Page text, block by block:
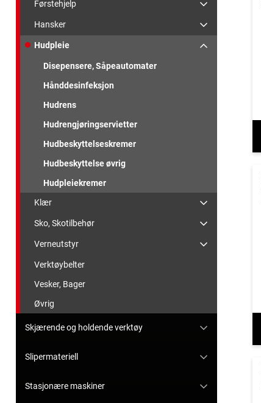
Førstehjelp
Hansker
Hudpleie
Disepensere, Såpeautomater
Hånddesinfeksjon
Hudrens
Hudrengjøringservietter
Hudbeskyttelseskremer
Hudbeskyttelse øvrig
Hudpleiekremer
Klær
Sko, Skotilbehør
Verneutstyr
Verktøybelter
Vesker, Bager
Øvrig
Skjærende og holdende verktøy
Slipermateriell
Stasjonære maskiner